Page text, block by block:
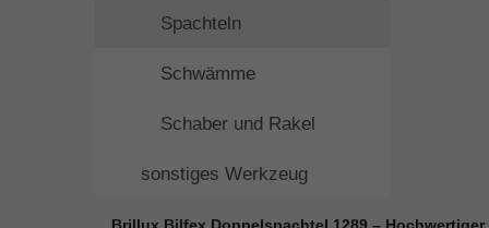
Spachteln
Schwämme
Schaber und Rakel
sonstiges Werkzeug